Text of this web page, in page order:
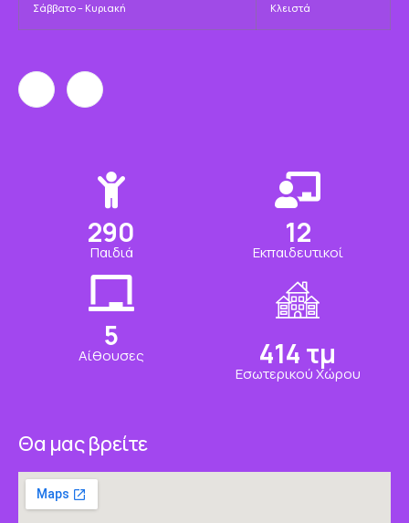
Σάββατο – Κυριακή Κλειστά
350
Παιδιά
15
Εκπαιδευτικοί
7
Αίθουσες 500 τμ
Εσωτερικού Χώρου
Θα μας βρείτε